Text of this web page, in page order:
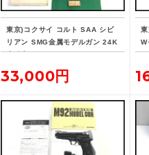
東京)コクサイ コルト SAA シビ
リアン SMG金属モデルガン 24K
未発火
33,000円
W